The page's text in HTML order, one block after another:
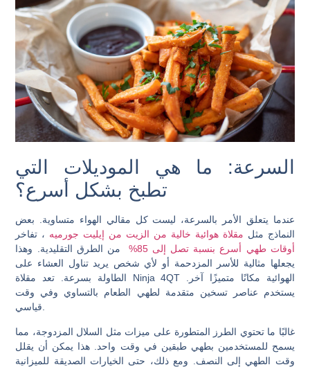
السرعة: ما هي الموديلات التي
تطبخ بشكل أسرع؟
عندما يتعلق الأمر بالسرعة، ليست كل مقالي الهواء متساوية. بعض
النماذج مثل مقلاة هوائية خالية من الزيت من إيليت جورميه ، تفاخر
أوقات طهي أسرع بنسبة تصل إلى 85%
من الطرق التقليدية. وهذا
يجعلها مثالية للأسر المزدحمة أو لأي شخص يريد تناول العشاء على
الطاولة بسرعة. تعد مقلاة Ninja 4QT الهوائية مكانًا متميزًا آخر.
يستخدم عناصر تسخين متقدمة لطهي الطعام بالتساوي وفي وقت
غالبًا ما تحتوي الطرز المتطورة على ميزات مثل السلال المزدوجة، مما
يسمح للمستخدمين بطهي طبقين في وقت واحد. هذا يمكن أن يقلل
وقت الطهي إلى النصف. ومع ذلك، حتى الخيارات الصديقة للميزانية